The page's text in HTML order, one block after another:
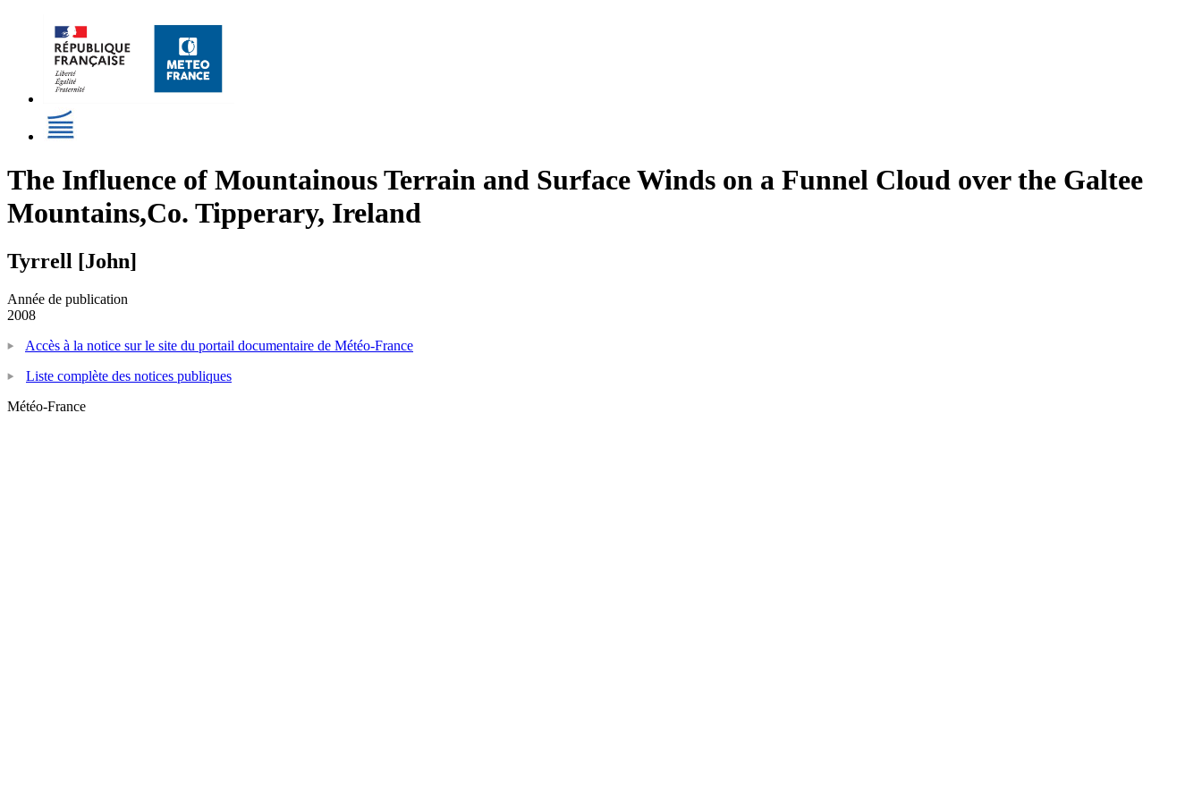
The Influence of Mountainous Terrain and Surface Winds on a Funnel Cloud over the Galtee
Mountains,Co. Tipperary, Ireland
Tyrrell [John]
Année de publication
2008
Accès à la notice sur le site du portail documentaire de Météo-France
Liste complète des notices publiques
Météo-France